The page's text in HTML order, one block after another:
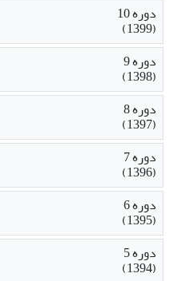
دوره 10
(1399)
دوره 9
(1398)
دوره 8
(1397)
دوره 7
(1396)
دوره 6
(1395)
دوره 5
(1394)